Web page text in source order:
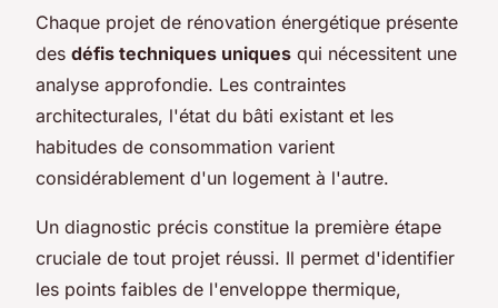
Chaque projet de rénovation énergétique présente
des défis techniques uniques qui nécessitent une
analyse approfondie. Les contraintes
architecturales, l'état du bâti existant et les
habitudes de consommation varient
considérablement d'un logement à l'autre.
Un diagnostic précis constitue la première étape
cruciale de tout projet réussi. Il permet d'identifier
les points faibles de l'enveloppe thermique,